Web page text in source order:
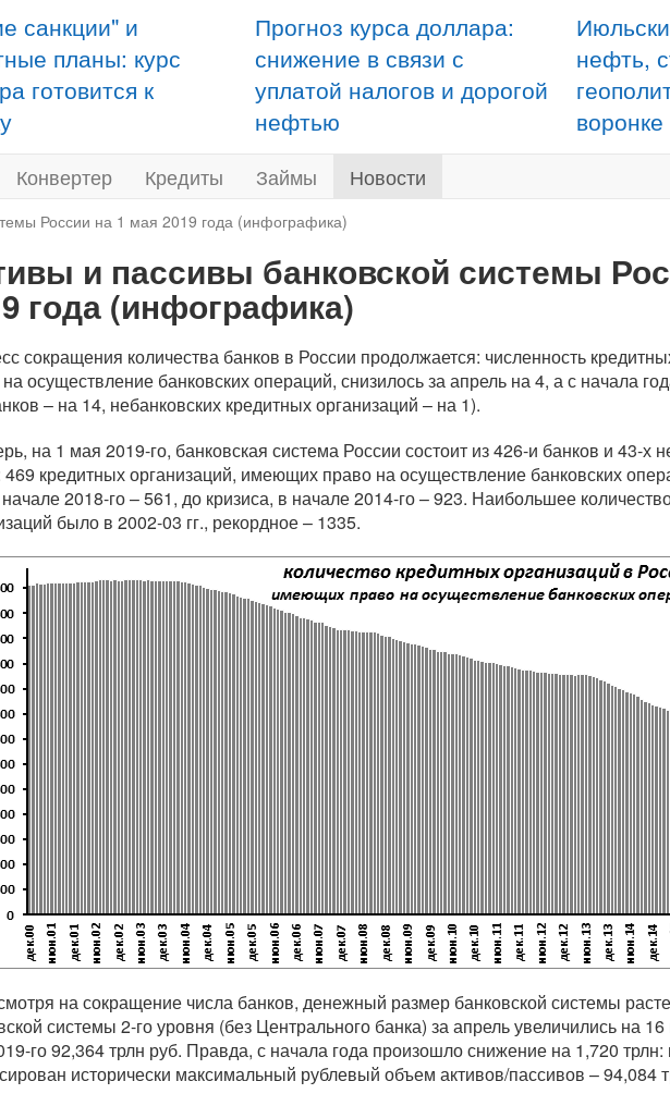
санкции" и
планы: курс
готовится к
Прогноз курса доллара:
снижение в связи с
уплатой налогов и дорогой
нефтью
нефть,
воронке
Конвертер Кредиты Займы Новости
России на 1 мая 2019 года (инфографика)
и пассивы банковской системы
года (инфографика)
сокращения количества банков в России продолжается: численность
осуществление банковских операций, снизилось за апрель на 4, а с начала
– на 14, небанковских кредитных организаций – на 1).
на 1 мая 2019-го, банковская система России состоит из 426-и банков и 43-х
469 кредитных организаций, имеющих право на осуществление банковских
2018-го – 561, до кризиса, в начале 2014-го – 923. Наибольшее
было в 2002-03 гг., рекордное – 1335.
на сокращение числа банков, денежный размер банковской системы
системы 2-го уровня (без Центрального банка) за апрель увеличились на
го 92,364 трлн руб. Правда, с начала года произошло снижение на 1,720
исторически максимальный рублевый объем активов/пассивов – 94,084